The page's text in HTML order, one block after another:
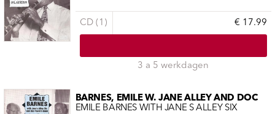
CD (1) € 17.99
3 a 5 werkdagen
BARNES, EMILE W. JANE ALLEY AND DOC
EMILE BARNES WITH JANE S ALLEY SIX